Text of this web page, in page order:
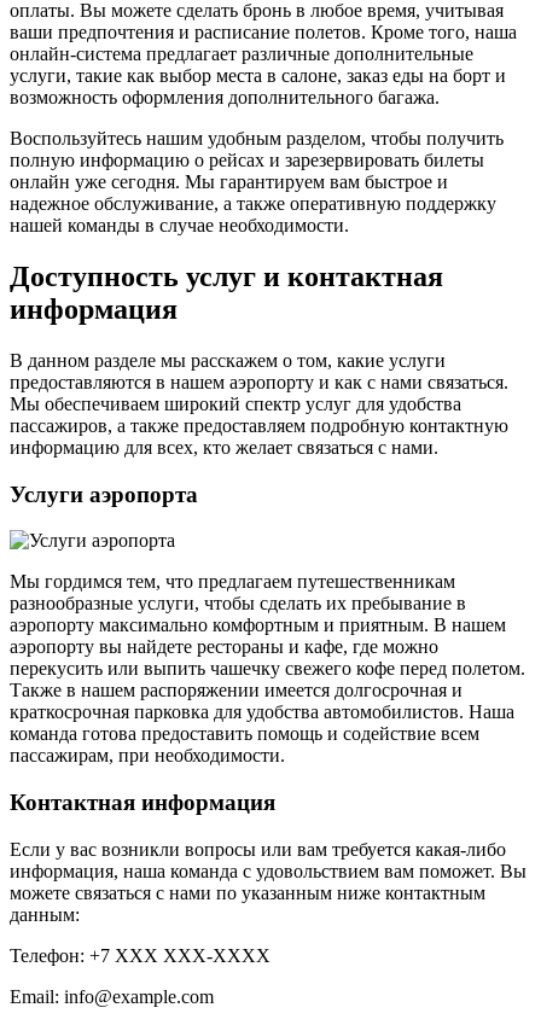
оплаты. Вы можете сделать бронь в любое время, учитывая
ваши предпочтения и расписание полетов. Кроме того, наша
онлайн-система предлагает различные дополнительные
услуги, такие как выбор места в салоне, заказ еды на борт и
возможность оформления дополнительного багажа.
Воспользуйтесь нашим удобным разделом, чтобы получить
полную информацию о рейсах и зарезервировать билеты
онлайн уже сегодня. Мы гарантируем вам быстрое и
надежное обслуживание, а также оперативную поддержку
нашей команды в случае необходимости.
Доступность услуг и контактная
информация
В данном разделе мы расскажем о том, какие услуги
предоставляются в нашем аэропорту и как с нами связаться.
Мы обеспечиваем широкий спектр услуг для удобства
пассажиров, а также предоставляем подробную контактную
информацию для всех, кто желает связаться с нами.
Услуги аэропорта
Мы гордимся тем, что предлагаем путешественникам
разнообразные услуги, чтобы сделать их пребывание в
аэропорту максимально комфортным и приятным. В нашем
аэропорту вы найдете рестораны и кафе, где можно
перекусить или выпить чашечку свежего кофе перед полетом.
Также в нашем распоряжении имеется долгосрочная и
краткосрочная парковка для удобства автомобилистов. Наша
команда готова предоставить помощь и содействие всем
пассажирам, при необходимости.
Контактная информация
Если у вас возникли вопросы или вам требуется какая-либо
информация, наша команда с удовольствием вам поможет. Вы
можете связаться с нами по указанным ниже контактным
данным:
Телефон: +7 XXX XXX-XXXX
Email: info@example.com